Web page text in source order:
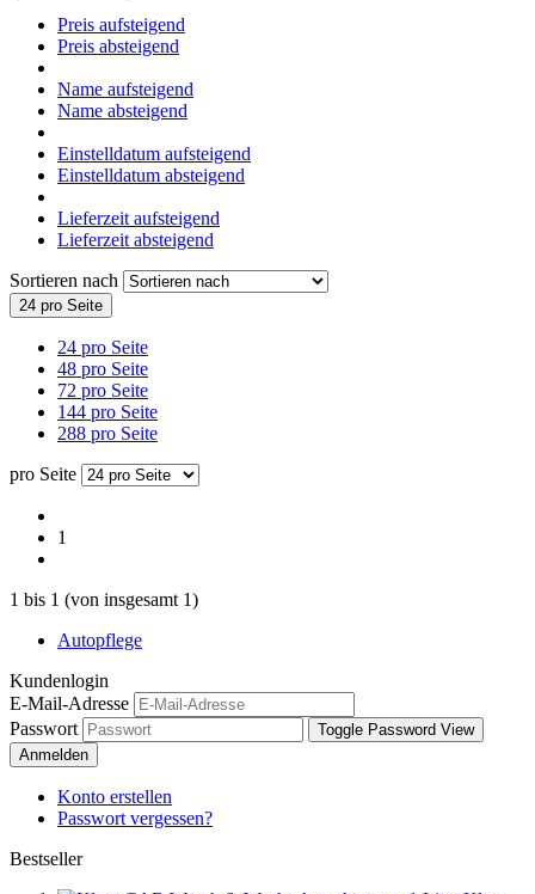
Preis aufsteigend
Preis absteigend
Name aufsteigend
Name absteigend
Einstelldatum aufsteigend
Einstelldatum absteigend
Lieferzeit aufsteigend
Lieferzeit absteigend
Sortieren nach
24 pro Seite
24 pro Seite
48 pro Seite
72 pro Seite
144 pro Seite
288 pro Seite
pro Seite
1
1 bis 1 (von insgesamt 1)
Autopflege
Kundenlogin
E-Mail-Adresse
Passwort
Toggle Password View
Anmelden
Konto erstellen
Passwort vergessen?
Bestseller